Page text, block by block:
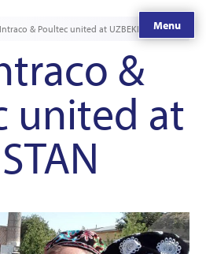
Menu
& Poultec united at UZBEKISTAN
&
united at